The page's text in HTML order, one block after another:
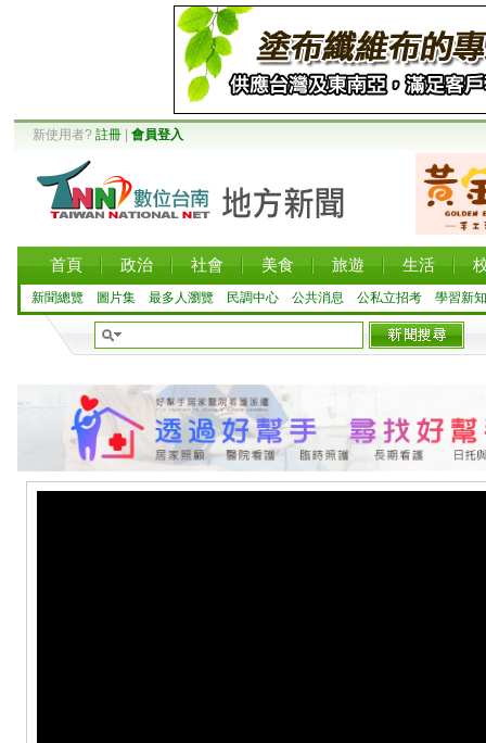
新使用者? 註冊 會員登入
首頁 政治 社會 美食 旅遊 生活
新聞總覽 圖片集 最多人瀏覽 民調中心 公共消息 公私立招考 學習新知